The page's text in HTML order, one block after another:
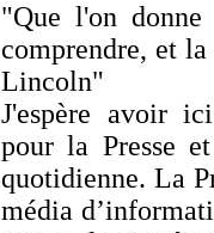
"Que l'on
comprendre, et
Lincoln"
J'espère avoir
pour la Presse
quotidienne. La
média